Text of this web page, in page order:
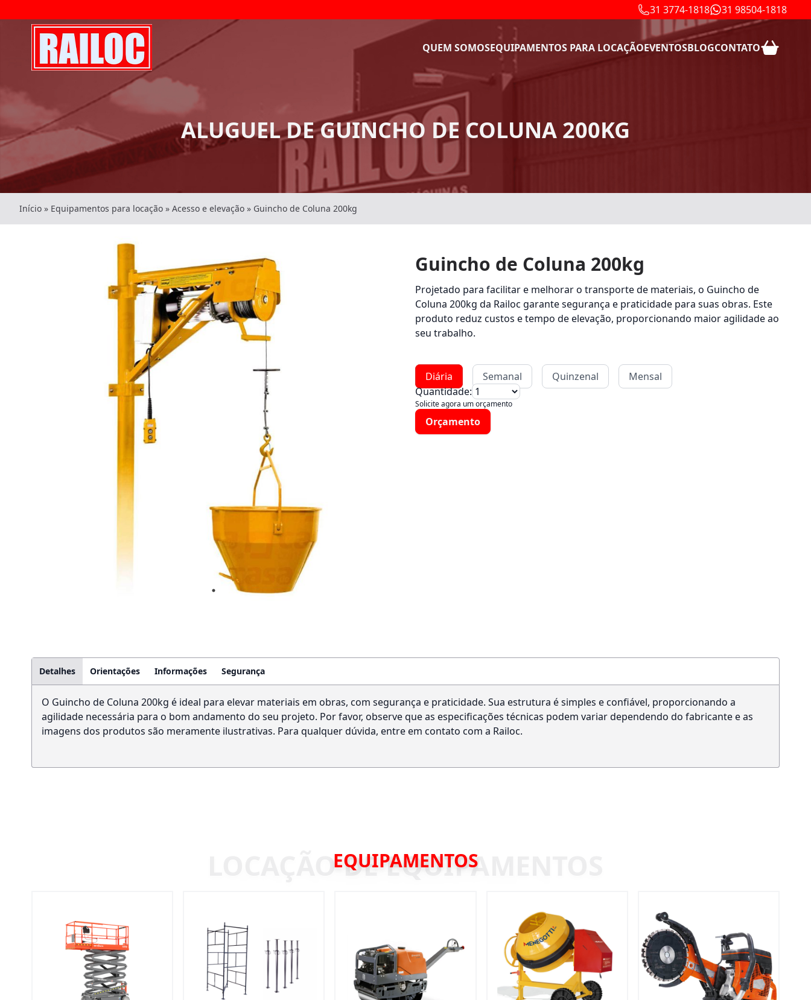
31 3774-1818 31 98504-1818
QUEM SOMOSEQUIPAMENTOS PARA LOCAÇÃOEVENTOSBLOGCONTATO
ALUGUEL DE GUINCHO DE COLUNA 200KG
Início » Equipamentos para locação » Acesso e elevação » Guincho de Coluna 200kg
Guincho de Coluna 200kg
Projetado para facilitar e melhorar o transporte de materiais, o Guincho de
Coluna 200kg da Railoc garante segurança e praticidade para suas obras. Este
produto reduz custos e tempo de elevação, proporcionando maior agilidade ao
seu trabalho.
Diária Semanal Quinzenal
Mensal
Quantidade:
Solicite agora um orçamento
Orçamento
Detalhes Orientações Informações Segurança
O Guincho de Coluna 200kg é ideal para elevar materiais em obras, com segurança e praticidade. Sua estrutura é simples e confiável, proporcionando a
agilidade necessária para o bom andamento do seu projeto. Por favor, observe que as especificações técnicas podem variar dependendo do fabricante e as
imagens dos produtos são meramente ilustrativas. Para qualquer dúvida, entre em contato com a Railoc.
EQUIPAMENTOS